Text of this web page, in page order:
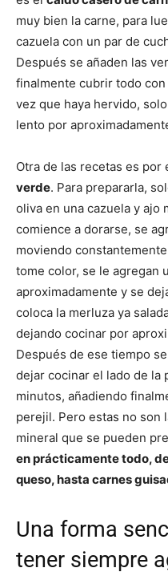
muy bien la carne, para
cazuela con un par de
Después se añaden las
finalmente cubrir todo
vez que haya hervido,
lento por
Otra de las recetas es por
verde. Para prepararla,
oliva en una cazuela y ajo
comience a dorarse, se
moviendo
tome color, se le agregan
aproximadamente y se
coloca la merluza ya
dejando cocinar por
Después de ese tiempo
dejar cocinar el lado de la
minutos, añadiendo
perejil. Pero estas no son
mineral que se pueden
en prácticamente todo,
queso, hasta carnes
Una forma
tener siempre